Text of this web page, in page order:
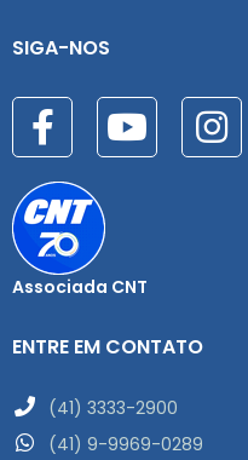
SIGA-NOS
Associada CNT
ENTRE EM CONTATO
(41) 3333-2900
(41) 9-9969-0289